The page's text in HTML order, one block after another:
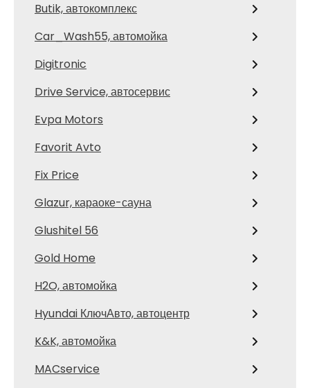
Butik, автокомплекс
Car_Wash55, автомойка
Digitronic
Drive Service, автосервис
Evpa Motors
Favorit Avto
Fix Price
Glazur, караоке-сауна
Glushitel 56
Gold Home
H2O, автомойка
Hyundai КлючАвто, автоцентр
K&K, автомойка
MACservice